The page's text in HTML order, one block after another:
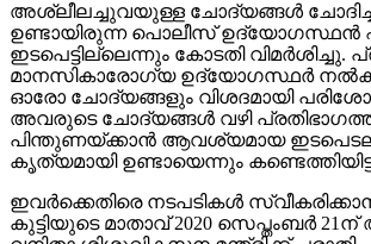
അശ്ലീലച്ചുവയുള്ള ചോദ്യങ്ങൾ
ഉണ്ടായിരുന്ന പൊലീസ്
ഇടപെട്ടില്ലെന്നും കോടതി വിമർശിച്ചു.
മാനസികാരോഗ്യ ഉദ്യോഗസ്ഥർ നൽകിയ
ഓരോ ചോദ്യങ്ങളും വിശദമായി
അവരുടെ ചോദ്യങ്ങൾ വഴി
പിന്തുണയ്ക്കാൻ ആവശ്യമായ
കൃത്യമായി ഉണ്ടായെന്നും
ഇവർക്കെതിരെ നടപടികൾ
കുട്ടിയുടെ മാതാവ് 2020 സെപ്തംബർ